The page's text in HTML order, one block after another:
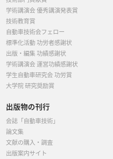
学術講演会 優秀講演発表賞
技術教育賞
自動車技術会フェロー
標準化活動 功労者感謝状
出版・編集 功績感謝状
学術講演会 運営功績感謝状
学生自動車研究会 功労賞
大学院 研究奨励賞
出版物の刊行
会誌「自動車技術」
論文集
文献の購入・調査
出版案内サイト